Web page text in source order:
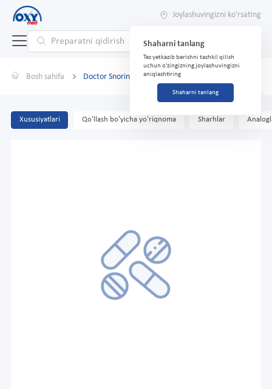
Joylashuvingizni ko'rsating
Shaharni tanlang
Tez yetkazib berishni tashkil qilish
uchun o'zingizning joylashuvingizni
aniqlashtiring
Shaharni tanlang
Bosh sahifa Doctor Snoring Ex, yamoq (kichik/o'rta)
Xususiyatlari Qo'llash bo'yicha yo'riqnoma Sharhlar